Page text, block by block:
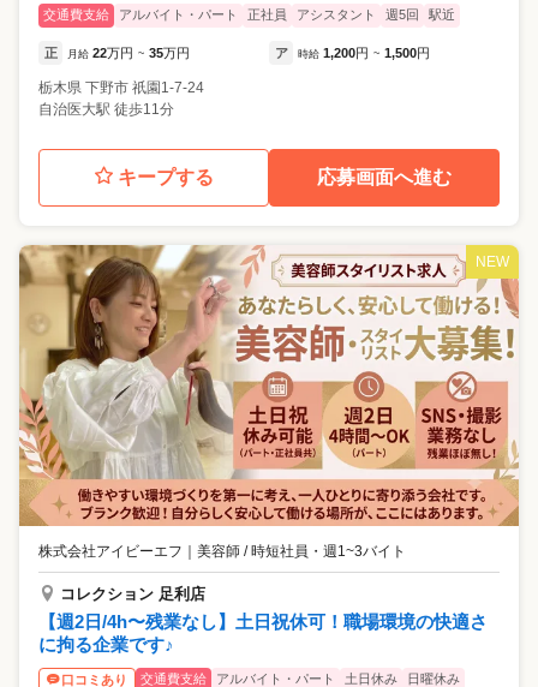
交通費支給 アルバイト・パート 正社員 アシスタント 週5回 駅近
正 月給 22万円 ~ 35万円 ア 時給 1,200円 ~ 1,500円
栃木県 下野市 祇園1-7-24
自治医大駅 徒歩11分
キープする 応募画面へ進む
NEW
株式会社アイビーエフ ｜ 美容師 / 時短社員・週1~3バイト
コレクション 足利店
【週2日/4h〜残業なし】土日祝休可！職場環境の快適さ
に拘る企業です♪
口コミあり 交通費支給 アルバイト・パート 土日休み 日曜休み